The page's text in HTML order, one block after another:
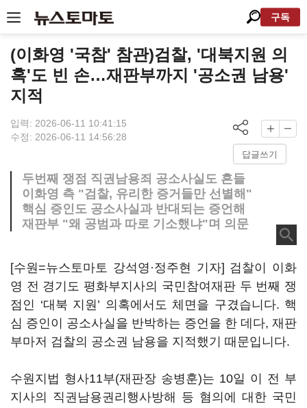
구독
(이화영 '국참' 참관)검찰, '대북지원 의
혹'도 빈 손…재판부까지 '공소권 남용'
지적
입력: 2026-06-11 10:41:15
수정: 2026-06-11 14:56:28
답글쓰기
두번째 쟁점 직권남용죄 공소사실도 흔들
이화영 측 "검찰, 유리한 증거들만 선별해"
핵심 증인도 공소사실과 반대되는 증언해
재판부 "왜 공범과 따로 기소했냐"며 의문
[수원=뉴스토마토 강석영·정주현 기자] 검찰이 이화
영 전 경기도 평화부지사의 국민참여재판 두 번째 쟁
점인 ‘대북 지원’ 의혹에서도 체면을 구겼습니다. 핵
심 증인이 공소사실을 반박하는 증언을 한 데다, 재판
부마저 검찰의 공소권 남용을 지적했기 때문입니다.
수원지법 형사11부(재판장 송병훈)는 10일 이 전 부
지사의 직권남용권리행사방해 등 혐의에 대한 국민